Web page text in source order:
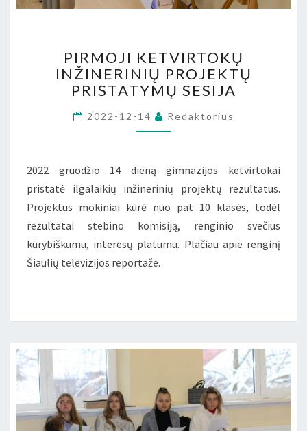
KETVIRTOKŲ
INŽINERINIŲ
PROJEKTŲ
PRISTATYMŲ
SESIJA
PIRMOJI KETVIRTOKŲ
INŽINERINIŲ PROJEKTŲ
PRISTATYMŲ SESIJA
2022-12-14 Redaktorius
2022 gruodžio 14 dieną gimnazijos ketvirtokai
pristatė ilgalaikių inžinerinių projektų rezultatus.
Projektus mokiniai kūrė nuo pat 10 klasės, todėl
rezultatai stebino komisiją, renginio svečius
kūrybiškumu, interesų platumu. Plačiau apie renginį
Šiaulių televizijos reportaže.